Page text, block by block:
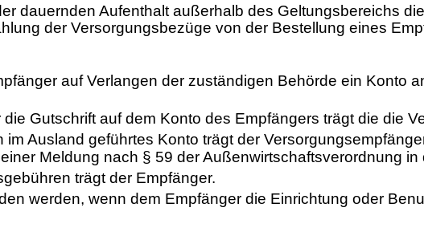
dauernden Aufenthalt außerhalb des Geltungsbereichs
der Versorgungsbezüge von der Bestellung eines
auf Verlangen der zuständigen Behörde ein Konto
Gutschrift auf dem Konto des Empfängers trägt die die
Ausland geführtes Konto trägt der
Meldung nach § 59 der Außenwirtschaftsverordnung
trägt der Empfänger.
werden, wenn dem Empfänger die Einrichtung oder